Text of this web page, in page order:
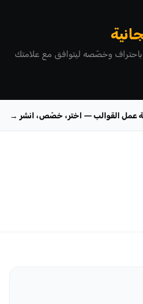
باحتراف وخصّصه ليتوافق مع علامتك
عمل القوالب — اختر، خصّص، انشر →